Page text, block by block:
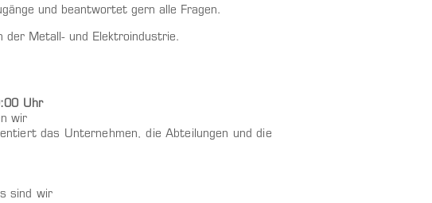
und beantwortet gern alle Fragen.
der Metall- und Elektroindustrie.
Uhr
wir
das Unternehmen, die Abteilungen und die
sind wir